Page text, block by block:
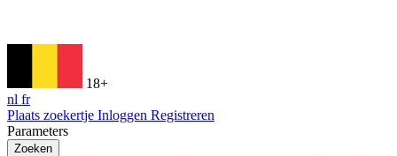
18+
nl fr
Plaats zoekertje Inloggen Registreren
Parameters
Zoeken